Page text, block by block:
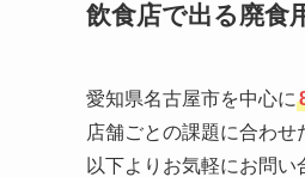
飲食店で出る廃食
愛知県名古屋市を中心に
店舗ごとの課題に合わせ
以下よりお気軽にお問い